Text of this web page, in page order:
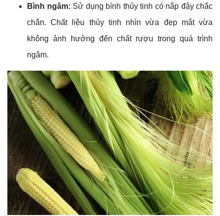
Bình ngâm: Sử dụng bình thủy tinh có nắp đậy chắc
chắn. Chất liệu thủy tinh nhìn vừa đẹp mắt vừa
không ảnh hưởng đến chất rượu trong quá trình
ngâm.